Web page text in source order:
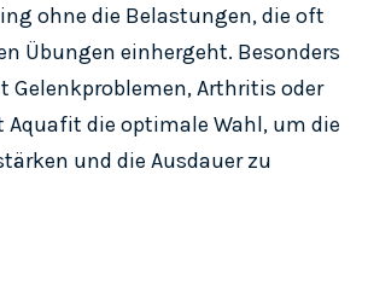
ohne die Belastungen, die oft
Übungen einhergeht. Besonders
Gelenkproblemen, Arthritis oder
Aquafit die optimale Wahl, um die
und die Ausdauer zu